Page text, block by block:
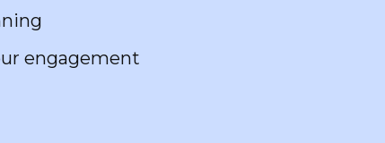
engagement